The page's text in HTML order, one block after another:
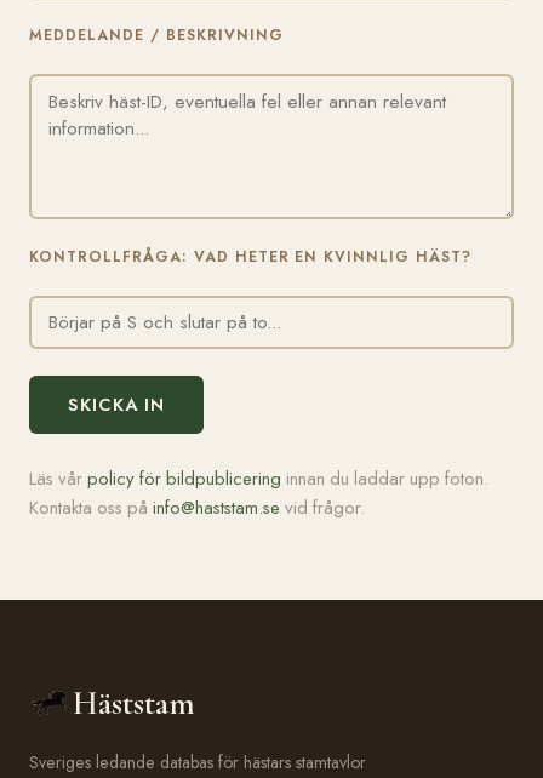
MEDDELANDE / BESKRIVNING
KONTROLLFRÅGA: VAD HETER EN KVINNLIG HÄST?
SKICKA IN
Läs vårpolicy för bildpublicering innan du laddar upp foton.
Kontakta oss på info@haststam.se vid frågor.
Häststam
Sveriges ledande databas för hästars stamtavlor